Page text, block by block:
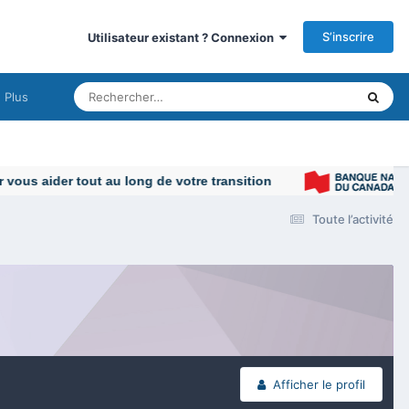
Utilisateur existant ? Connexion S’inscrire
Plus
aider tout au long de votre transition
Toute l’activité
Afficher le profil